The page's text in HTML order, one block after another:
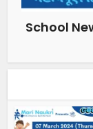
School